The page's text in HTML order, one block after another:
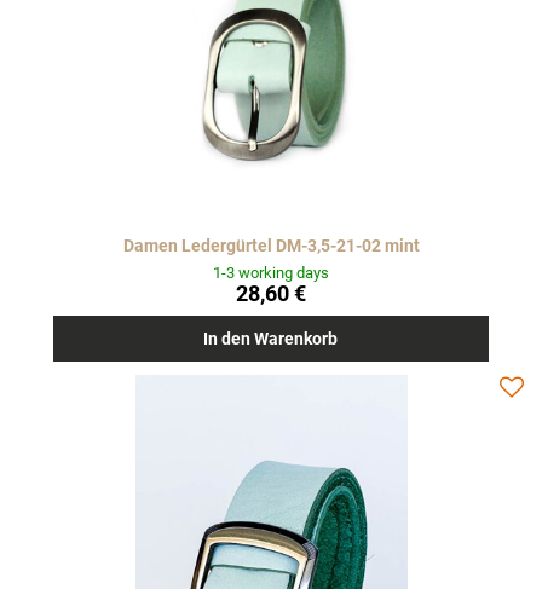
Damen Ledergürtel DM-3,5-21-02 mint
1-3 working days
28,60 €
In den Warenkorb